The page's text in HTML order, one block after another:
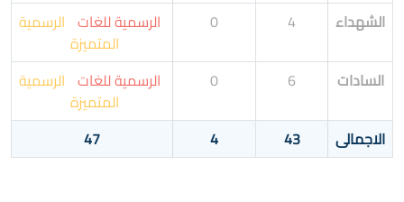
الشهداء
4
0 الرسمية للغات الرسمية
المتميزة
السادات
6
0 الرسمية للغات الرسمية
المتميزة
الاجمالى
43
4
47